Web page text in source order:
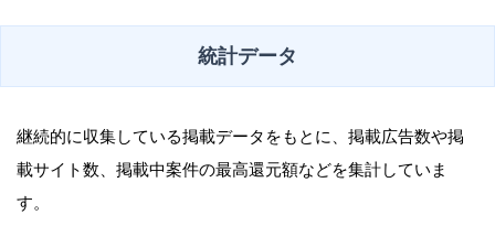
統計データ
継続的に収集している掲載データをもとに、掲載広告数や掲
載サイト数、掲載中案件の最高還元額などを集計していま
す。